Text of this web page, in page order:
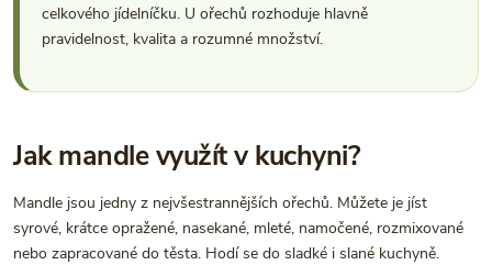
celkového jídelníčku. U ořechů rozhoduje hlavně
pravidelnost, kvalita a rozumné množství.
Jak mandle využít v kuchyni?
Mandle jsou jedny z nejvšestrannějších ořechů. Můžete je jíst
syrové, krátce opražené, nasekané, mleté, namočené, rozmixované
nebo zapracované do těsta. Hodí se do sladké i slané kuchyně.